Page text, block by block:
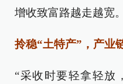
增收致富路越走越宽。
拎稳“土特产”，产业
“采收时要轻拿轻放